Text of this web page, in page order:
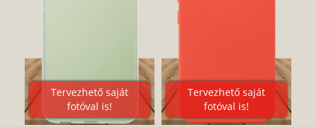
Tervezhető saját
fotóval is!
Tervezhető saját
fotóval is!